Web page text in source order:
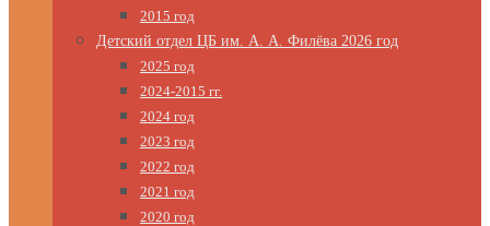
2015 год
Детский отдел ЦБ им. А. А. Филёва 2026 год
2025 год
2024-2015 гг.
2024 год
2023 год
2022 год
2021 год
2020 год